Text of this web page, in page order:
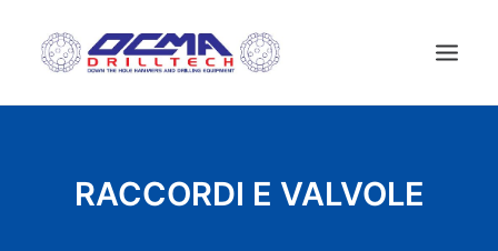
AZIENDARACCORDI E VALVOLE